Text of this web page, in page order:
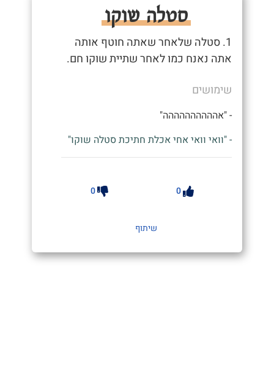
סטלה שוקו
1. סטלה שלאחר שאתה חוטף אותה
אתה נאנח כמו לאחר שתיית שוקו חם.
שימושים
- "אהההההההההה"
- "וואי וואי אחי אכלת חתיכת סטלה שוקו"
0
0
שיתוף